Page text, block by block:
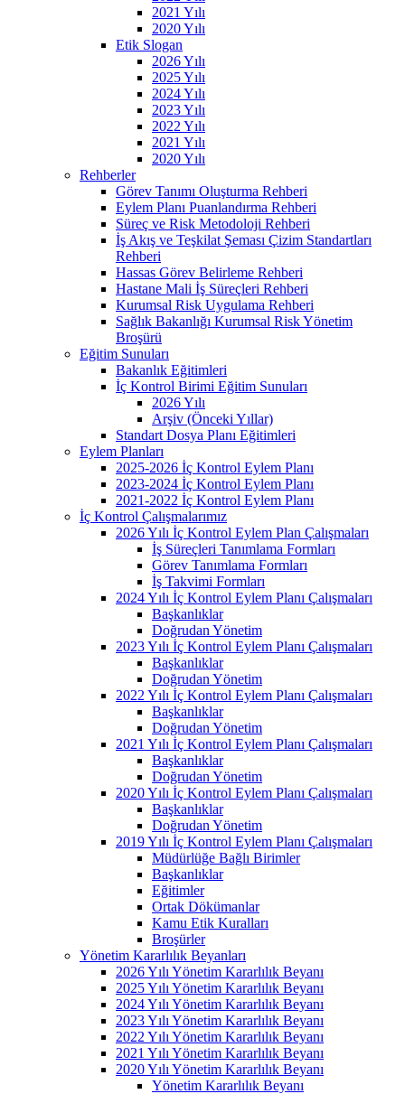
2021 Yılı
2020 Yılı
Etik Slogan
2026 Yılı
2025 Yılı
2024 Yılı
2023 Yılı
2022 Yılı
2021 Yılı
2020 Yılı
Rehberler
Görev Tanımı Oluşturma Rehberi
Eylem Planı Puanlandırma Rehberi
Süreç ve Risk Metodoloji Rehberi
İş Akış ve Teşkilat Şeması Çizim Standartları
Rehberi
Hassas Görev Belirleme Rehberi
Hastane Mali İş Süreçleri Rehberi
Kurumsal Risk Uygulama Rehberi
Sağlık Bakanlığı Kurumsal Risk Yönetim
Broşürü
Eğitim Sunuları
Bakanlık Eğitimleri
İç Kontrol Birimi Eğitim Sunuları
2026 Yılı
Arşiv (Önceki Yıllar)
Standart Dosya Planı Eğitimleri
Eylem Planları
2025-2026 İç Kontrol Eylem Planı
2023-2024 İç Kontrol Eylem Planı
2021-2022 İç Kontrol Eylem Planı
İç Kontrol Çalışmalarımız
2026 Yılı İç Kontrol Eylem Plan Çalışmaları
İş Süreçleri Tanımlama Formları
Görev Tanımlama Formları
İş Takvimi Formları
2024 Yılı İç Kontrol Eylem Planı Çalışmaları
Başkanlıklar
Doğrudan Yönetim
2023 Yılı İç Kontrol Eylem Planı Çalışmaları
Başkanlıklar
Doğrudan Yönetim
2022 Yılı İç Kontrol Eylem Planı Çalışmaları
Başkanlıklar
Doğrudan Yönetim
2021 Yılı İç Kontrol Eylem Planı Çalışmaları
Başkanlıklar
Doğrudan Yönetim
2020 Yılı İç Kontrol Eylem Planı Çalışmaları
Başkanlıklar
Doğrudan Yönetim
2019 Yılı İç Kontrol Eylem Planı Çalışmaları
Müdürlüğe Bağlı Birimler
Başkanlıklar
Eğitimler
Ortak Dökümanlar
Kamu Etik Kuralları
Broşürler
Yönetim Kararlılık Beyanları
2026 Yılı Yönetim Kararlılık Beyanı
2025 Yılı Yönetim Kararlılık Beyanı
2024 Yılı Yönetim Kararlılık Beyanı
2023 Yılı Yönetim Kararlılık Beyanı
2022 Yılı Yönetim Kararlılık Beyanı
2021 Yılı Yönetim Kararlılık Beyanı
2020 Yılı Yönetim Kararlılık Beyanı
Yönetim Kararlılık Beyanı